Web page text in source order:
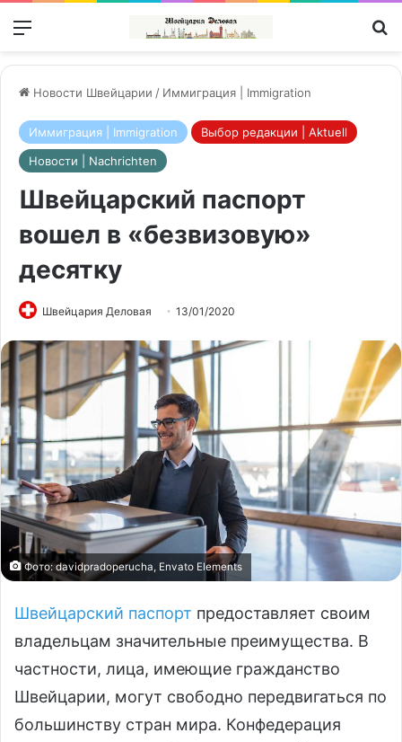
Меню
Новости Швейцарии / Иммиграция | Immigration
Иммиграция | Immigration
Выбор редакции | Aktuell
Новости | Nachrichten
Швейцарский паспорт
вошел в «безвизовую»
десятку
Швейцария Деловая 13/01/2020
Фото: davidpradoperucha, Envato Elements
Швейцарский паспорт предоставляет своим
владельцам значительные преимущества. В
частности, лица, имеющие гражданство
Швейцарии, могут свободно передвигаться по
большинству стран мира. Конфедерация